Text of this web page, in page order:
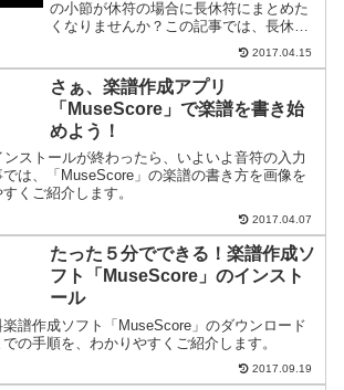
の小節が休符の場合に長休符にまとめた
くなりませんか？この記事では、長休符
を一発でオン・オフできる方法をご紹介
2017.04.15
さぁ、楽譜作成アプリ
「MuseScore」で楽譜を書き始
めよう！
ンストールが終わったら、いよいよ音符の入力
は、「MuseScore」の楽譜の書き方を画像を
くご紹介します。
2017.04.07
たった５分でできる！楽譜作成ソ
フト「MuseScore」のインスト
ール
譜作成ソフト「MuseScore」のダウンロード
の手順を、わかりやすくご紹介します。
2017.09.19